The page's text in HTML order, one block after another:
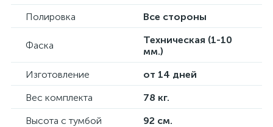
Полировка
Все стороны
Фаска
Техническая (1-10
мм.)
Изготовление
от 14 дней
Вес комплекта
78 кг.
Высота с тумбой
92 см.